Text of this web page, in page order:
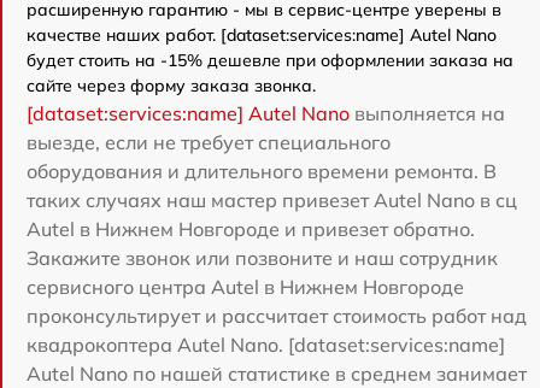
расширенную гарантию - мы в сервис-центре уверены в
качестве наших работ. [dataset:services:name] Autel Nano
будет стоить на -15% дешевле при оформлении заказа на
сайте через форму заказа звонка.
[dataset:services:name] Autel Nano выполняется на
выезде, если не требует специального
оборудования и длительного времени ремонта. В
таких случаях наш мастер привезет Autel Nano в сц
Autel в Нижнем Новгороде и привезет обратно.
Закажите звонок или позвоните и наш сотрудник
сервисного центра Autel в Нижнем Новгороде
проконсультирует и рассчитает стоимость работ над
квадрокоптера Autel Nano. [dataset:services:name]
Autel Nano по нашей статистике в среднем занимает